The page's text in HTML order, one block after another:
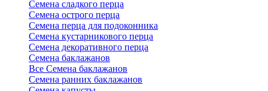
Семена сладкого перца
Семена острого перца
Семена перца для подоконника
Семена кустарникового перца
Семена декоративного перца
Семена баклажанов
Все Семена баклажанов
Семена ранних баклажанов